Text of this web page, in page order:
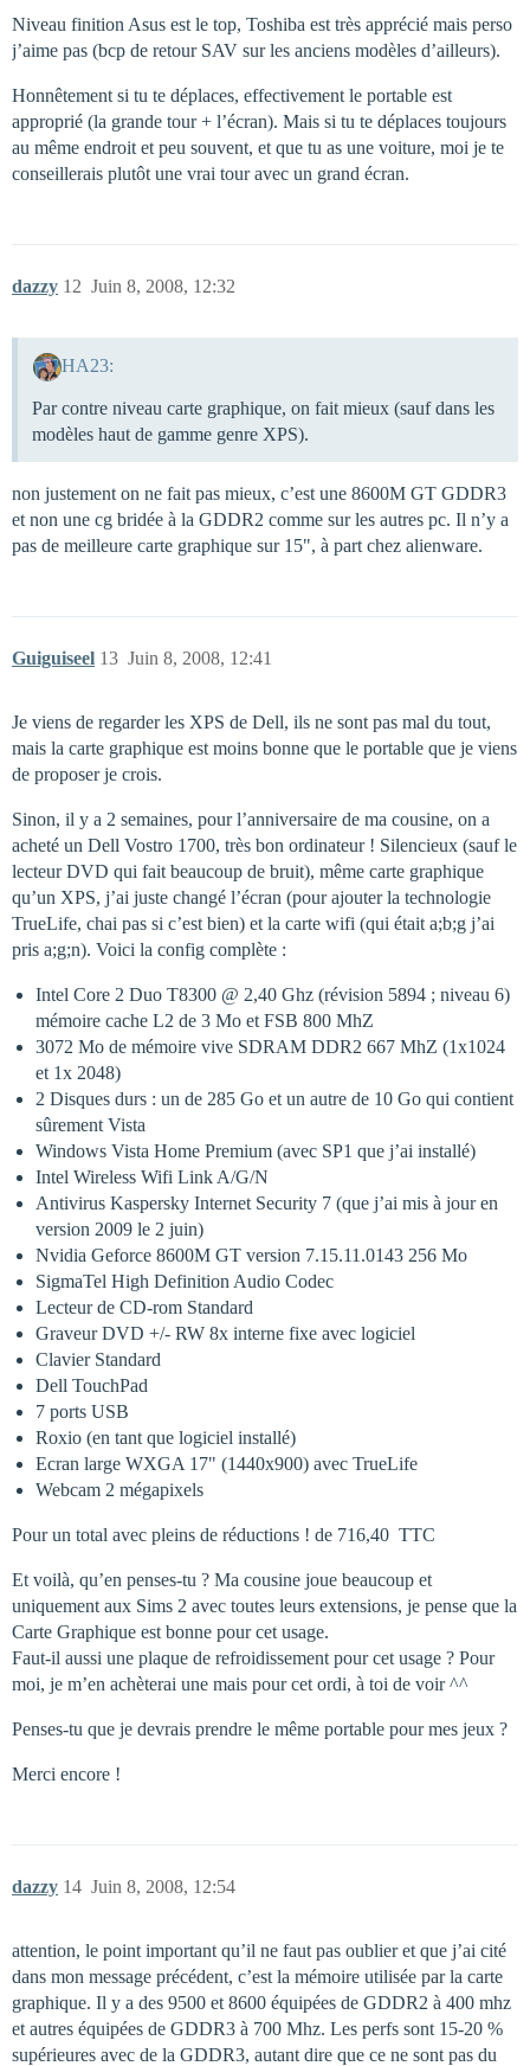
Niveau finition Asus est le top, Toshiba est très apprécié mais perso
j’aime pas (bcp de retour SAV sur les anciens modèles d’ailleurs).
Honnêtement si tu te déplaces, effectivement le portable est
approprié (la grande tour + l’écran). Mais si tu te déplaces toujours
au même endroit et peu souvent, et que tu as une voiture, moi je te
conseillerais plutôt une vrai tour avec un grand écran.
dazzy Juin 8, 2008, 12:32
12
HA23:
Par contre niveau carte graphique, on fait mieux (sauf dans les
modèles haut de gamme genre XPS).
non justement on ne fait pas mieux, c’est une 8600M GT GDDR3
et non une cg bridée à la GDDR2 comme sur les autres pc. Il n’y a
pas de meilleure carte graphique sur 15", à part chez alienware.
Guiguiseel Juin 8, 2008, 12:41
13
Je viens de regarder les XPS de Dell, ils ne sont pas mal du tout,
mais la carte graphique est moins bonne que le portable que je viens
de proposer je crois.
Sinon, il y a 2 semaines, pour l’anniversaire de ma cousine, on a
acheté un Dell Vostro 1700, très bon ordinateur ! Silencieux (sauf le
lecteur DVD qui fait beaucoup de bruit), même carte graphique
qu’un XPS, j’ai juste changé l’écran (pour ajouter la technologie
TrueLife, chai pas si c’est bien) et la carte wifi (qui était a;b;g j’ai
pris a;g;n). Voici la config complète :
Intel Core 2 Duo T8300 @ 2,40 Ghz (révision 5894 ; niveau 6)
mémoire cache L2 de 3 Mo et FSB 800 MhZ
3072 Mo de mémoire vive SDRAM DDR2 667 MhZ (1x1024
et 1x 2048)
2 Disques durs : un de 285 Go et un autre de 10 Go qui contient
sûrement Vista
Windows Vista Home Premium (avec SP1 que j’ai installé)
Intel Wireless Wifi Link A/G/N
Antivirus Kaspersky Internet Security 7 (que j’ai mis à jour en
version 2009 le 2 juin)
Nvidia Geforce 8600M GT version 7.15.11.0143 256 Mo
SigmaTel High Definition Audio Codec
Lecteur de CD-rom Standard
Graveur DVD +/- RW 8x interne fixe avec logiciel
Clavier Standard
Dell TouchPad
7 ports USB
Roxio (en tant que logiciel installé)
Ecran large WXGA 17" (1440x900) avec TrueLife
Webcam 2 mégapixels
Pour un total avec pleins de réductions ! de 716,40  TTC
Et voilà, qu’en penses-tu ? Ma cousine joue beaucoup et
uniquement aux Sims 2 avec toutes leurs extensions, je pense que la
Carte Graphique est bonne pour cet usage.
Faut-il aussi une plaque de refroidissement pour cet usage ? Pour
moi, je m’en achèterai une mais pour cet ordi, à toi de voir ^^
Penses-tu que je devrais prendre le même portable pour mes jeux ?
Merci encore !
dazzy Juin 8, 2008, 12:54
14
attention, le point important qu’il ne faut pas oublier et que j’ai cité
dans mon message précédent, c’est la mémoire utilisée par la carte
graphique. Il y a des 9500 et 8600 équipées de GDDR2 à 400 mhz
et autres équipées de GDDR3 à 700 Mhz. Les perfs sont 15-20 %
supérieures avec de la GDDR3, autant dire que ce ne sont pas du